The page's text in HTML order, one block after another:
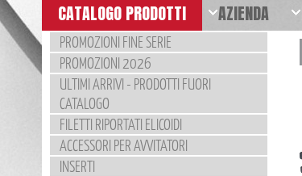
CATALOGO PRODOTTI AZIENDA
PROMOZIONI FINE SERIE
PROMOZIONI 2026
ULTIMI ARRIVI - PRODOTTI FUORI
CATALOGO
FILETTI RIPORTATI ELICOIDI
ACCESSORI PER AVVITATORI
INSERTI